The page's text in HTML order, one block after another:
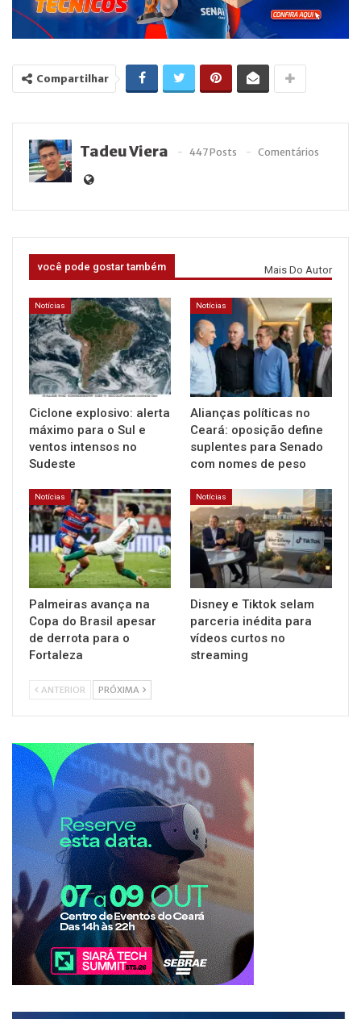
Compartilhar
Tadeu Viera 447 Posts Comentários
você pode gostar também Mais Do Autor
Notícias
Ciclone explosivo: alerta
máximo para o Sul e
ventos intensos no
Sudeste
Notícias
Alianças políticas no
Ceará: oposição define
suplentes para Senado
com nomes de peso
Notícias
Palmeiras avança na
Copa do Brasil apesar
de derrota para o
Fortaleza
Notícias
Disney e Tiktok selam
parceria inédita para
vídeos curtos no
streaming
ANTERIOR PRÓXIMA